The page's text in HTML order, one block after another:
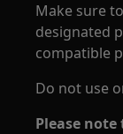
Make sure
designated
compatible
Do not use
Please